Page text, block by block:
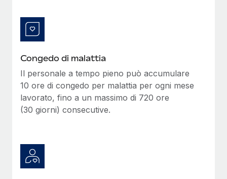
Congedo di malattia
Il personale a tempo pieno può accumulare
10 ore di congedo per malattia per ogni mese
lavorato, fino a un massimo di 720 ore
(30 giorni) consecutive.